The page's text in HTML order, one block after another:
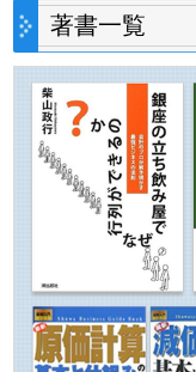
著書一覧